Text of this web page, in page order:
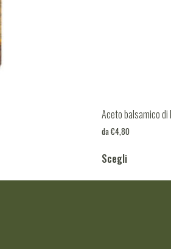
Aceto balsamico di
da€4,80
Scegli